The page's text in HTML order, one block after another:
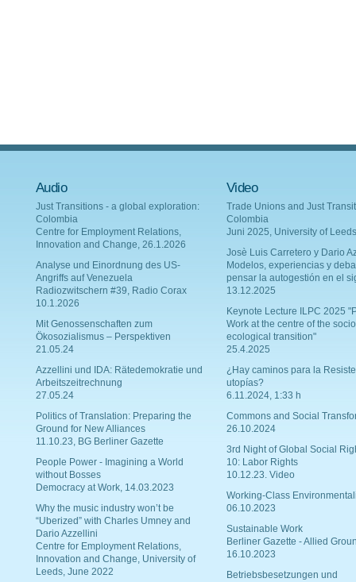
Audio
Just Transitions - a global exploration:
Colombia
Centre for Employment Relations,
Innovation and Change, 26.1.2026
Analyse und Einordnung des US-
Angriffs auf Venezuela
Radiozwitschern #39, Radio Corax
10.1.2026
Mit Genossenschaften zum
Ökosozialismus – Perspektiven
21.05.24
Azzellini und IDA: Rätedemokratie und
Arbeitszeitrechnung
27.05.24
Politics of Translation: Preparing the
Ground for New Alliances
11.10.23, BG Berliner Gazette
People Power - Imagining a World
without Bosses
Democracy at Work, 14.03.2023
Why the music industry won’t be
“Uberized” with Charles Umney and
Dario Azzellini
Centre for Employment Relations,
Innovation and Change, University of
Leeds, June 2022
Video
Trade Unions and Just
Colombia
Juni 2025, University of Leeds
Josè Luis Carretero y Dario
Modelos, experiencias y
pensar la autogestión en el
13.12.2025
Keynote Lecture ILPC 2025
Work at the centre of the
ecological transition"
25.4.2025
¿Hay caminos para la
utopías?
6.11.2024, 1:33 h
Commons and Social
26.10.2024
3rd Night of Global Social
10: Labor Rights
10.12.23. Video
Working-Class
06.10.2023
Sustainable Work
Berliner Gazette - Allied
16.10.2023
Betriebsbesetzungen und